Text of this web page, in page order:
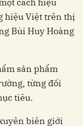
cách hiệu
hiệu Việt trên thị
Bùi Huy Hoàng
sản phẩm
từng đối
tiêu.
biên giới